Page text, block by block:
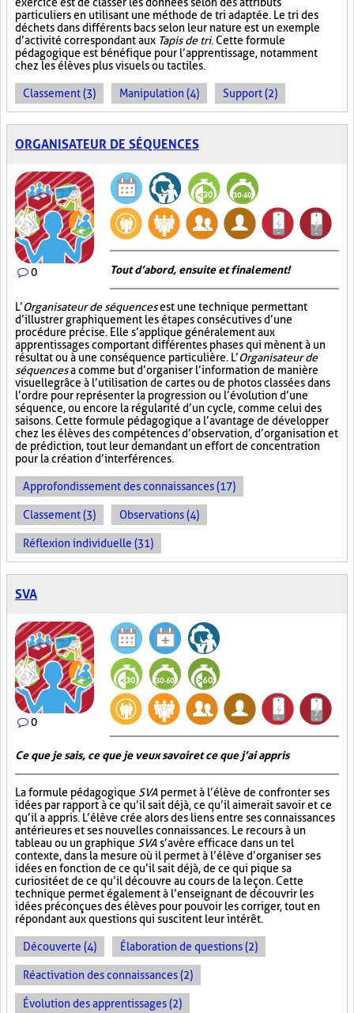
particuliers en utilisant une méthode de tri adaptée. Le tri des
déchets dans différents bacs selon leur nature est un exemple
d’activité correspondant aux Tapis de tri. Cette formule
pédagogique est bénéfique pour l’apprentissage, notamment
chez les élèves plus visuels ou tactiles.
Classement (3) Manipulation (4) Support (2)
ORGANISATEUR DE SÉQUENCES
0 Tout d’abord, ensuite et finalement!
L’Organisateur de séquencesest une technique permettant
d’illustrer graphiquement les étapes consécutives d’une
procédure précise. Elle s’applique généralement aux
apprentissages comportant différentes phases qui mènent à un
résultat ou à une conséquence particulière. L’Organisateur de
séquencesa comme but d’organiser l’information de manière
visuellegrâce à l’utilisation de cartes ou de photos classées dans
l’ordre pour représenter la progression ou l’évolution d’une
séquence, ou encore la régularité d’un cycle, comme celui des
saisons. Cette formule pédagogique a l’avantage de développer
chez les élèves des compétences d’observation, d’organisation et
de prédiction, tout leur demandant un effort de concentration
pour la création d’interférences.
Approfondissement des connaissances (17)
Classement (3) Observations (4)
Réflexion individuelle (31)
SVA
0
Ce que je sais, ce que je veux savoir et ce que j’ai appris
La formule pédagogique SVA permet à l’élève de confronter ses
idées par rapport à ce qu’il sait déjà, ce qu’il aimerait savoir et ce
qu’il a appris. L’élève crée alors des liens entre ses connaissances
antérieures et ses nouvelles connaissances. Le recours à un
tableau ou un graphique SVA s’avère efficace dans un tel
contexte, dans la mesure où il permet à l’élève d’organiser ses
idées en fonction de ce qu’il sait déjà, de ce qui pique sa
curiosité et de ce qu’il découvre au cours de la leçon. Cette
technique permet également à l’enseignant de découvrir les
idées préconçues des élèves pour pouvoir les corriger, tout en
répondant aux questions qui suscitent leur intérêt.
Découverte (4) Élaboration de questions (2)
Réactivation des connaissances (2)
Évolution des apprentissages (2)